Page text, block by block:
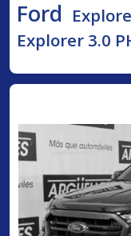
Ford
Explorer 3.0